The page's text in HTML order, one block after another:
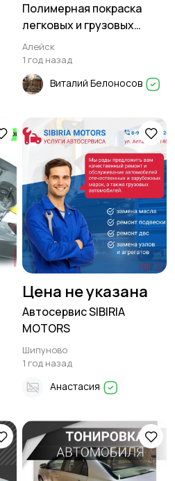
Полимерная покраска
легковых и грузовых
дисков в любой цвет
Алейск
1 год назад
Виталий Белоносов
Цена не указана
Автосервис SIBIRIA
MOTORS
Шипуново
1 год назад
Анастасия